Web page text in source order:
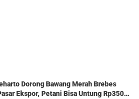
Dorong Bawang Merah Brebes
Ekspor, Petani Bisa Untung Rp350